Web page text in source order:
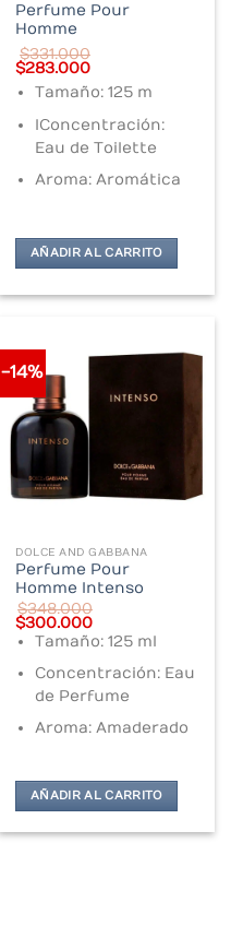
Perfume Pour
Homme
$331.000
Original
was:
$283.000Current
is:
Tamaño: 125 m
lConcentración:
Eau de Toilette
Aroma: Aromática
AÑADIR AL CARRITO
-14%
DOLCE AND GABBANA
Perfume Pour
Homme Intenso
$348.000
Original
price
was:
$348.000.
$300.000Current
price
is:
$300.000.
Tamaño: 125 ml
Concentración: Eau
de Perfume
Aroma: Amaderado
AÑADIR AL CARRITO